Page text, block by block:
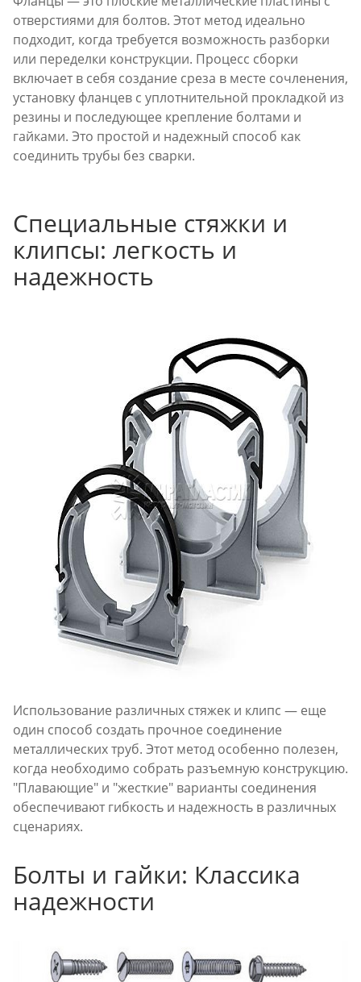
отверстиями для болтов. Этот метод идеально
подходит, когда требуется возможность разборки
или переделки конструкции. Процесс сборки
включает в себя создание среза в месте сочленения,
установку фланцев с уплотнительной прокладкой из
резины и последующее крепление болтами и
гайками. Это простой и надежный способ как
соединить трубы без сварки.
Специальные стяжки и
клипсы: легкость и
надежность
Использование различных стяжек и клипс — еще
один способ создать прочное соединение
металлических труб. Этот метод особенно полезен,
когда необходимо собрать разъемную конструкцию.
"Плавающие" и "жесткие" варианты соединения
обеспечивают гибкость и надежность в различных
сценариях.
Болты и гайки: Классика
надежности